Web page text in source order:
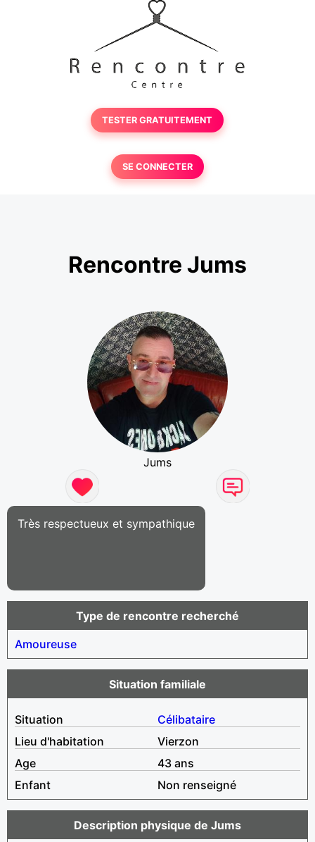
TESTER GRATUITEMENT
SE CONNECTER
Rencontre Jums
Jums
Très respectueux et sympathique
Type de rencontre recherché
Amoureuse
Situation familiale
Situation
Célibataire
Lieu d'habitation
Vierzon
Age
43 ans
Enfant
Non renseigné
Description physique de Jums